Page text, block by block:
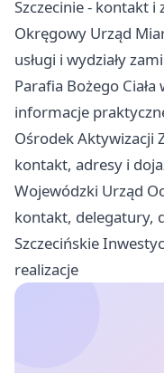
Szczecinie - kontakt i
Okręgowy Urząd
usługi i wydziały
Parafia Bożego
informacje
Ośrodek Aktywizacji
kontakt, adresy i
Wojewódzki Urząd
kontakt, delegatury,
Szczecińskie
realizacje